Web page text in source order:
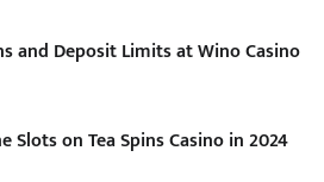
and Deposit Limits at Wino Casino
Slots on Tea Spins Casino in 2024